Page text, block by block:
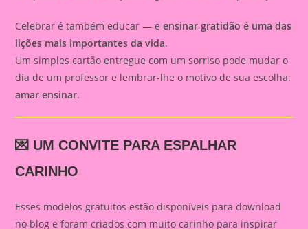
Celebrar é também educar — eensinar gratidão é uma das
lições mais importantes da vida.
Um simples cartão entregue com um sorriso pode mudar o
dia de um professor e lembrar-lhe o motivo de sua escolha:
amar ensinar.
💌 UM CONVITE PARA ESPALHAR
CARINHO
Esses modelos gratuitos estão disponíveis para download
no blog e foram criados com muito carinho para inspirar